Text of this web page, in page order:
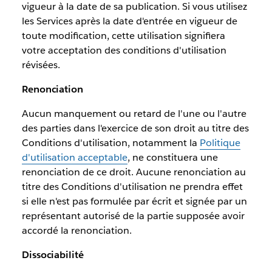
vigueur à la date de sa publication. Si vous utilisez
les Services après la date d'entrée en vigueur de
toute modification, cette utilisation signifiera
votre acceptation des conditions d'utilisation
révisées.
Renonciation
Aucun manquement ou retard de l'une ou l'autre
des parties dans l'exercice de son droit au titre des
Conditions d'utilisation, notamment la Politique
d'utilisation acceptable, ne constituera une
renonciation de ce droit. Aucune renonciation au
titre des Conditions d'utilisation ne prendra effet
si elle n'est pas formulée par écrit et signée par un
représentant autorisé de la partie supposée avoir
accordé la renonciation.
Dissociabilité